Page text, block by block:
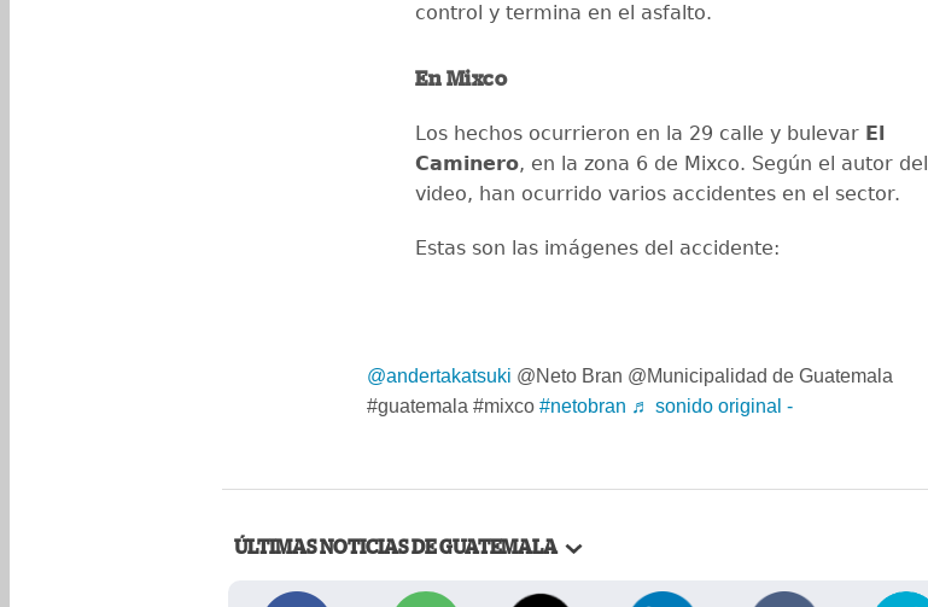
control y termina en el asfalto.
En Mixco
Los hechos ocurrieron en la 29 calle y bulevar El
Caminero, en la zona 6 de Mixco. Según el autor del
video, han ocurrido varios accidentes en el sector.
Estas son las imágenes del accidente:
@andertakatsuki @Neto Bran @Municipalidad de Guatemala
#guatemala #mixco #netobran ♬ sonido original -
ÚLTIMAS NOTICIAS DE GUATEMALA